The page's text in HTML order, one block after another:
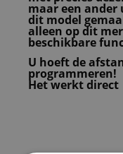
maar een
dit model
alleen op dit
beschikbare
U hoeft de
programmeren!
Het werkt direct